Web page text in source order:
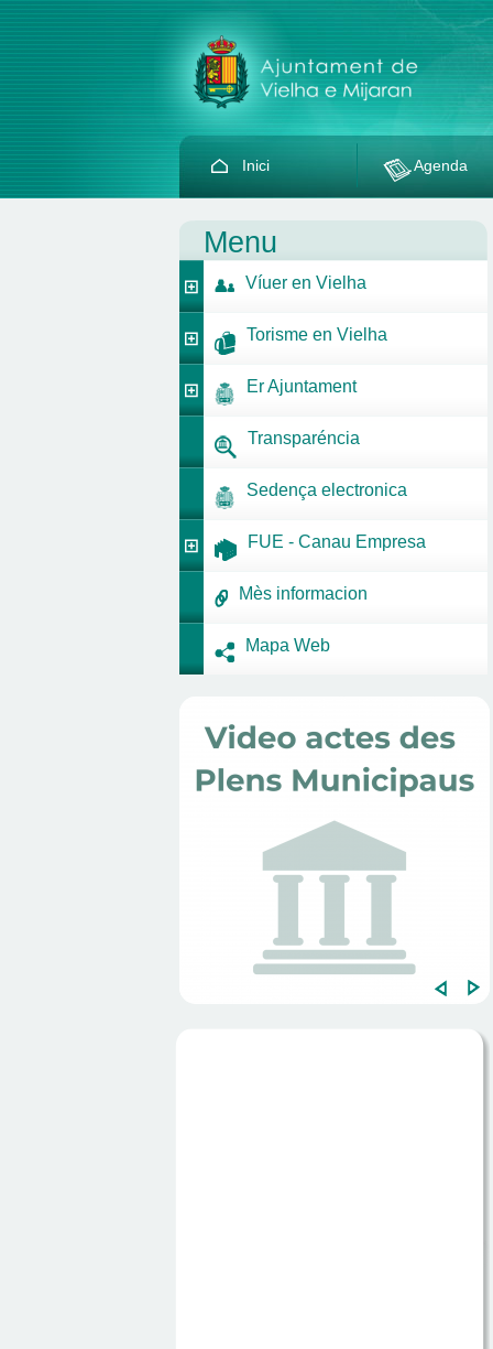
Inici Agenda
Menu
Víuer en Vielha
Torisme en Vielha
Er Ajuntament
Transparéncia
Sedença electronica
FUE - Canau Empresa
Mès informacion
Mapa Web